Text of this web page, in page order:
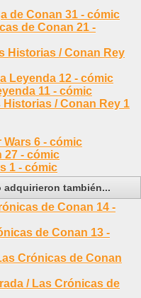
de Conan 31 - cómic
de Conan 21 -
Historias / Conan Rey
Leyenda 12 - cómic
11 - cómic
/ Conan Rey 1
Wars 6 - cómic
27 - cómic
1 - cómic
también...
de Conan 14 -
de Conan 13 -
Crónicas de Conan
/ Las Crónicas de